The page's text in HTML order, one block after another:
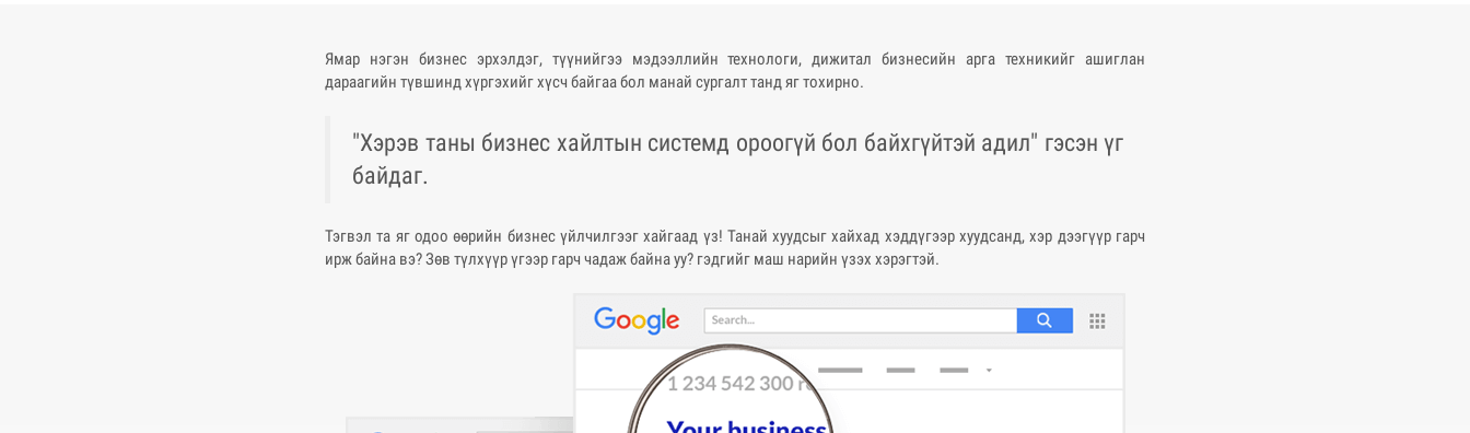
Ямар нэгэн бизнес эрхэлдэг, түүнийгээ мэдээллийн технологи, дижитал бизнесийн арга техникийг ашиглан
дараагийн түвшинд хүргэхийг хүсч байгаа бол манай сургалт танд яг тохирно.
"Хэрэв таны бизнес хайлтын системд ороогүй бол байхгүйтэй адил" гэсэн үг
байдаг.
Тэгвэл та яг одоо өөрийн бизнес үйлчилгээг хайгаад үз! Танай хуудсыг хайхад хэддүгээр хуудсанд, хэр дээгүүр гарч
ирж байна вэ? Зөв түлхүүр үгээр гарч чадаж байна уу? гэдгийг маш нарийн үзэх хэрэгтэй.